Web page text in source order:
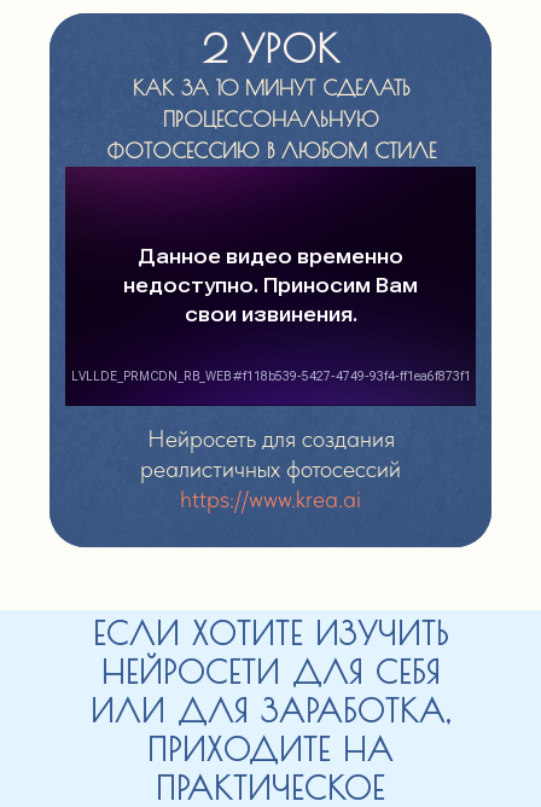
2 УРОК
Нейросеть для создания
реалистичных фотосессий
https://www.krea.ai
КАК ЗА 10 МИНУТ СДЕЛАТЬ
ПРОЦЕССОНАЛЬНУЮ
ФОТОСЕССИЮ В ЛЮБОМ СТИЛЕ
ЕСЛИ ХОТИТЕ ИЗУЧИТЬ
НЕЙРОСЕТИ ДЛЯ СЕБЯ
ИЛИ ДЛЯ ЗАРАБОТКА,
ПРИХОДИТЕ НА
ПРАКТИЧЕСКОЕ